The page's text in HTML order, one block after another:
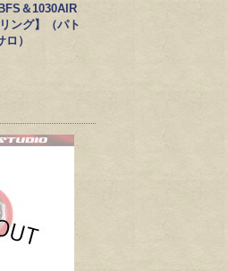
＆1030AIR
ング】（パト
）